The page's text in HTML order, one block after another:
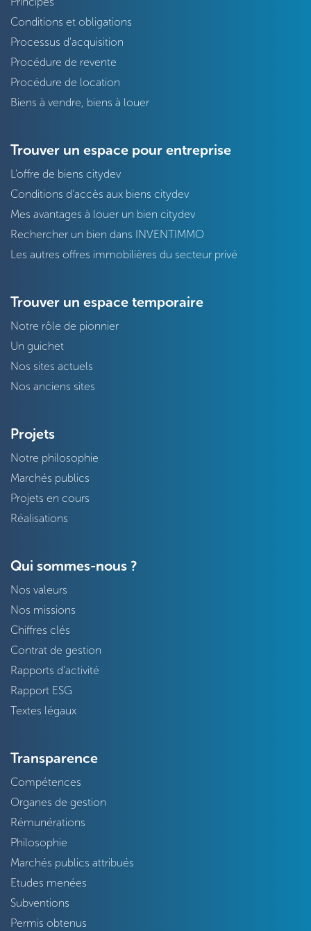
Conditions et obligations
Processus d'acquisition
Procédure de revente
Procédure de location
Biens à vendre, biens à louer
Trouver un espace pour entreprise
L'offre de biens citydev
Conditions d'accès aux biens citydev
Mes avantages à louer un bien citydev
Rechercher un bien dans INVENTIMMO
Les autres offres immobilières du secteur privé
Trouver un espace temporaire
Notre rôle de pionnier
Un guichet
Nos sites actuels
Nos anciens sites
Projets
Notre philosophie
Marchés publics
Projets en cours
Réalisations
Qui sommes-nous ?
Nos valeurs
Nos missions
Chiffres clés
Contrat de gestion
Rapports d'activité
Rapport ESG
Textes légaux
Transparence
Compétences
Organes de gestion
Rémunérations
Philosophie
Marchés publics attribués
Etudes menées
Subventions
Permis obtenus